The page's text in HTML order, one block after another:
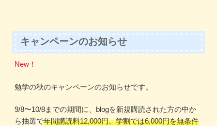
シ
ョ
ン
キャンペーンのお知らせ
New！
勉学の秋のキャンペーンのお知らせです。
9/8〜10/8までの期間に、blogを新規購読された方の中か
ら抽選で年間購読料12,000円、学割では6,000円を無条件